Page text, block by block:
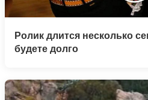
Ролик длится несколько
будете долго